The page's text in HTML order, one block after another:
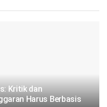
Kritik dan
Harus Berbasis